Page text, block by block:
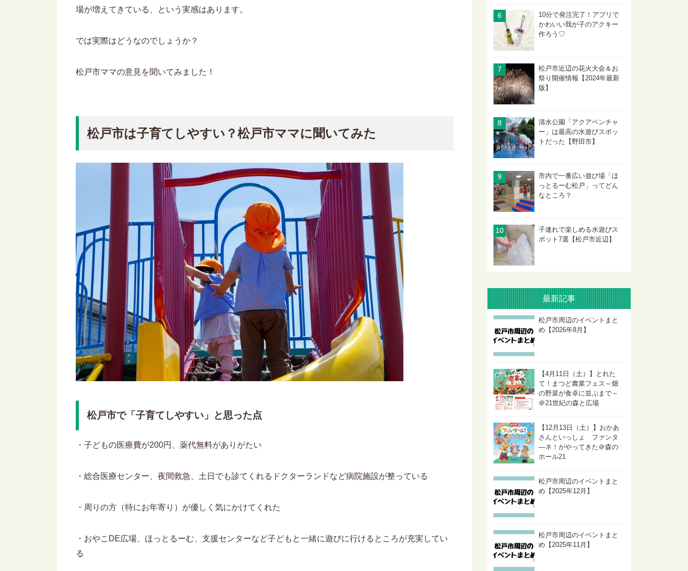
場が増えてきている、という実感はあります。
では実際はどうなのでしょうか？
松戸市ママの意見を聞いてみました！
松戸市は子育てしやすい？松戸市ママに聞いてみた
松戸市で「子育てしやすい」と思った点
・子どもの医療費が200円、薬代無料がありがたい
・総合医療センター、夜間救急、土日でも診てくれるドクターランドなど病院施設が整っている
・周りの方（特にお年寄り）が優しく気にかけてくれた
・おやこDE広場、ほっとるーむ、支援センターなど子どもと一緒に遊びに行けるところが充実してい
る
10分で発注完了！アプリで
かわいい我が子のアクキー
作ろう♡
松戸市近辺の花火大会＆お
祭り開催情報【2024年最新
版】
清水公園「アクアベンチャ
ー」は最高の水遊びスポッ
トだった【野田市】
市内で一番広い遊び場「ほ
っとるーむ松戸」ってどん
なところ？
子連れで楽しめる水遊びス
ポット7選【松戸市近辺】
最新記事
松戸市周辺のイベントまと
め【2026年8月】
【4月11日（土）】とれた
て！まつど農業フェス～畑
の野菜が食卓に並ぶまで～
＠21世紀の森と広場
【12月13日（土）】おかあ
さんといっしょ ファンタ
―ネ！がやってきた＠森の
ホール21
松戸市周辺のイベントまと
め【2025年12月】
松戸市周辺のイベントまと
め【2025年11月】